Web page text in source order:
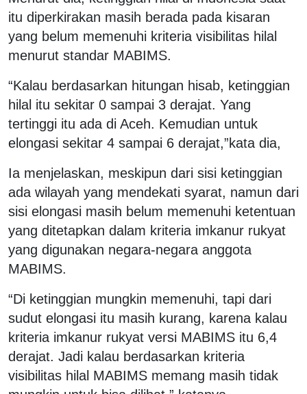
itu diperkirakan masih berada pada kisaran
yang belum memenuhi kriteria visibilitas hilal
menurut standar MABIMS.
“Kalau berdasarkan hitungan hisab, ketinggian
hilal itu sekitar 0 sampai 3 derajat. Yang
tertinggi itu ada di Aceh. Kemudian untuk
elongasi sekitar 4 sampai 6 derajat,”kata dia,
Ia menjelaskan, meskipun dari sisi ketinggian
ada wilayah yang mendekati syarat, namun dari
sisi elongasi masih belum memenuhi ketentuan
yang ditetapkan dalam kriteria imkanur rukyat
yang digunakan negara-negara anggota
MABIMS.
“Di ketinggian mungkin memenuhi, tapi dari
sudut elongasi itu masih kurang, karena kalau
kriteria imkanur rukyat versi MABIMS itu 6,4
derajat. Jadi kalau berdasarkan kriteria
visibilitas hilal MABIMS memang masih tidak